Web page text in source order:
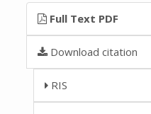
Full Text PDF
Download citation
RIS